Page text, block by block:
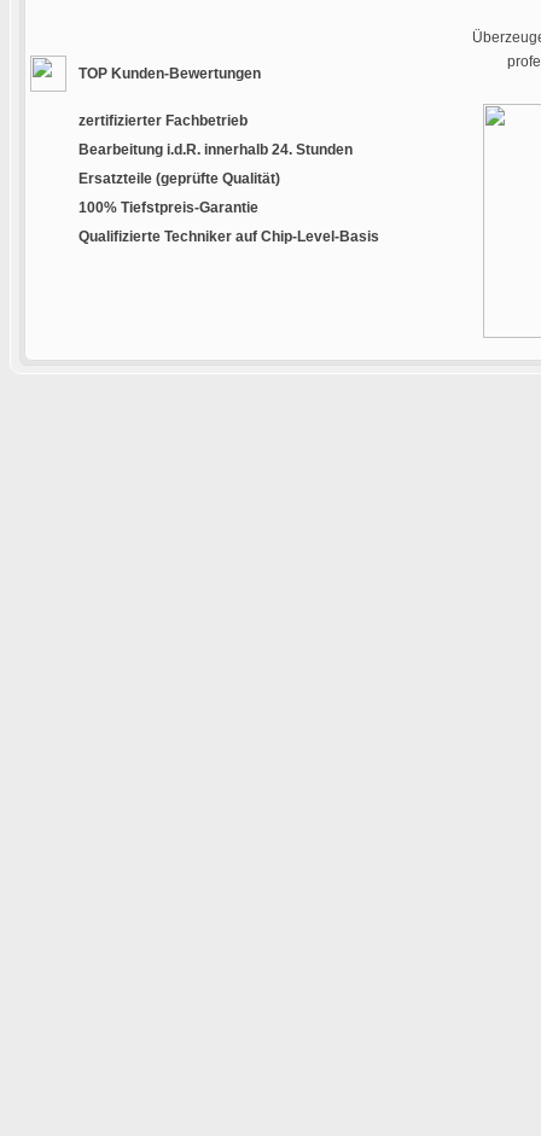
TOP Kunden-Bewertungen
zertifizierter Fachbetrieb
Bearbeitung i.d.R. innerhalb 24. Stunden
Ersatzteile (geprüfte Qualität)
100% Tiefstpreis-Garantie
Qualifizierte Techniker auf Chip-Level-Basis